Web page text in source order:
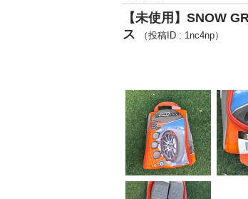
【未使用】SNOW
ス
（投稿ID : 1nc4np）